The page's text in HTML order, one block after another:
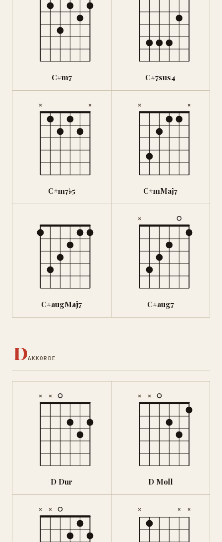
C#m7 C#7sus4
× ×
C#m7♭5
× ×
C#mMaj7
C#augMaj7
×
C#aug7
DAKKORDE
× ×
D Dur
× ×
D Moll
× × × × ×